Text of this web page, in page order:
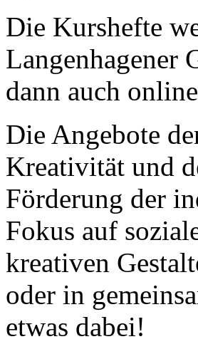
Die Kurshefte
Langenhagener
dann auch
Die Angebote
Kreativität und
Förderung der
Fokus auf
kreativen
oder in
etwas dabei!